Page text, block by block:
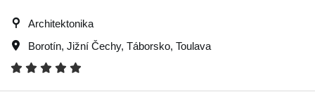
Architektonika
Borotín, Jižní Čechy, Táborsko, Toulava